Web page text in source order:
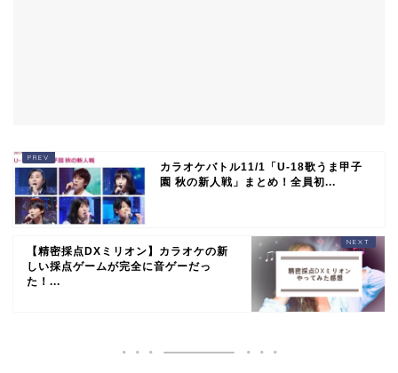
カラオケバトル11/1「U-18歌うま甲子
園 秋の新人戦」まとめ！全員初...
【精密採点DXミリオン】カラオケの新
しい採点ゲームが完全に音ゲーだっ
た！...